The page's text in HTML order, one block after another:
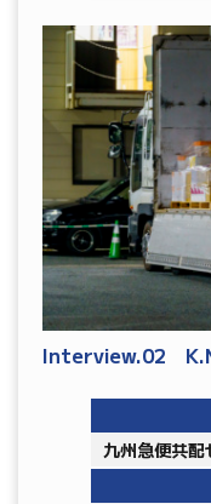
Interview.02
九州急便共配